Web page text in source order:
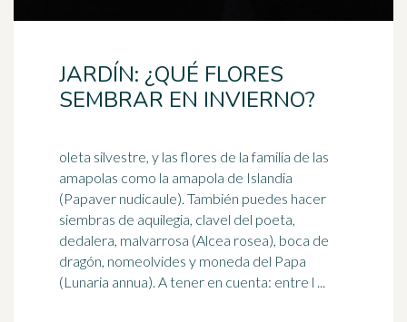
JARDÍN: ¿QUÉ FLORES
SEMBRAR EN INVIERNO?
oleta silvestre, y las flores de la familia de las
amapolas como la amapola de Islandia
(Papaver nudicaule). También puedes hacer
siembras de aquilegia, clavel del poeta,
dedalera, malvarrosa (Alcea rosea), boca de
dragón, nomeolvides y moneda del Papa
(Lunaria annua). A tener en cuenta: entre l ...